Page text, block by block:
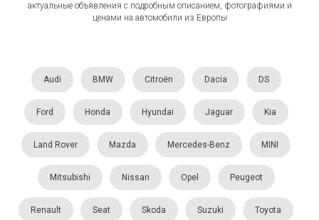
актуальные объявления с подробным описанием, фотографиями и
ценами на автомобили из Европы
Audi BMW Citroën Dacia DS
Ford Honda Hyundai Jaguar Kia
Land Rover Mazda Mercedes-Benz MINI
Mitsubishi Nissan Opel Peugeot
Renault Seat Skoda Suzuki Toyota